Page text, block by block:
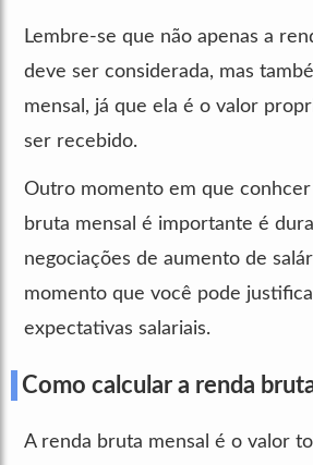
Lembre-se que não apenas a
deve ser considerada, mas
mensal, já que ela é o valor
ser recebido.
Outro momento em que conhcer
bruta mensal é importante é
negociações de aumento de
momento que você pode
expectativas salariais.
Como calcular a renda
A renda bruta mensal é o valor